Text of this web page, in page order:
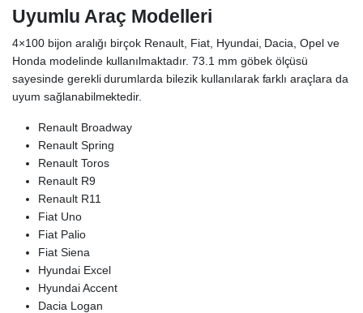
Uyumlu Araç Modelleri
4×100 bijon aralığı birçok Renault, Fiat, Hyundai, Dacia, Opel ve
Honda modelinde kullanılmaktadır. 73.1 mm göbek ölçüsü
sayesinde gerekli durumlarda bilezik kullanılarak farklı araçlara da
uyum sağlanabilmektedir.
Renault Broadway
Renault Spring
Renault Toros
Renault R9
Renault R11
Fiat Uno
Fiat Palio
Fiat Siena
Hyundai Excel
Hyundai Accent
Dacia Logan